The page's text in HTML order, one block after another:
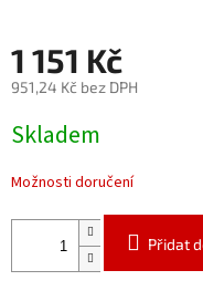
1 151 Kč
951,24 Kč bez DPH
cena:
Skladem
Možnosti doručení
Přidat